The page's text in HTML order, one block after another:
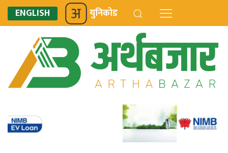
ENGLISH युनिकोड